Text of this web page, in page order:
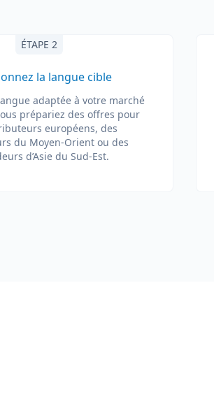
ÉTAPE 2
la langue cible
adaptée à votre marché
prépariez des offres pour
européens, des
du Moyen-Orient ou des
d’Asie du Sud-Est.